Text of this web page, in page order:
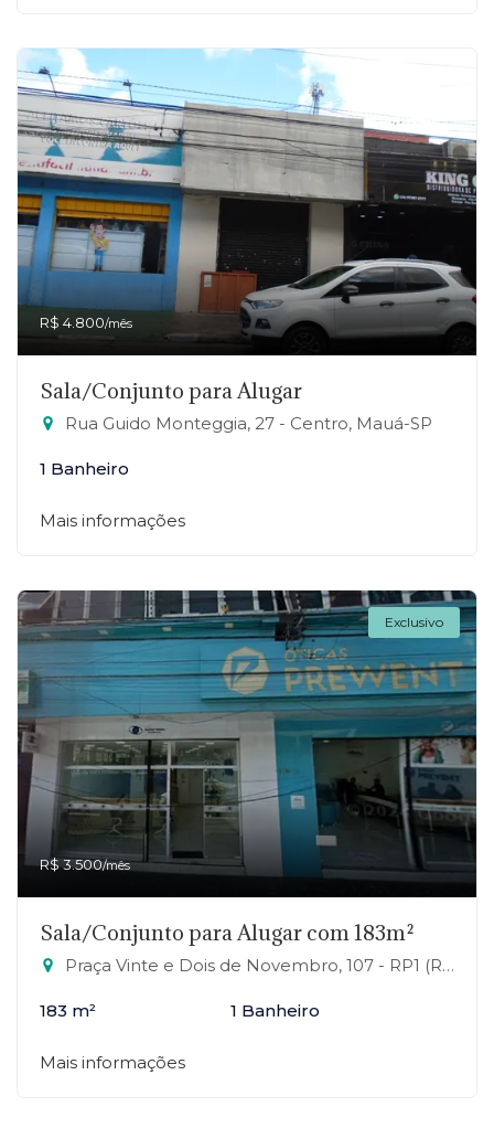
R$ 4.800/mês
Sala/Conjunto para Alugar
Rua Guido Monteggia, 27 - Centro, Mauá-SP
1 Banheiro
Mais informações
Exclusivo
R$ 3.500/mês
Sala/Conjunto para Alugar com 183m²
Praça Vinte e Dois de Novembro, 107 - RP1 (Regiões de Planejamento), Mauá-SP
183 m² 1 Banheiro
Mais informações